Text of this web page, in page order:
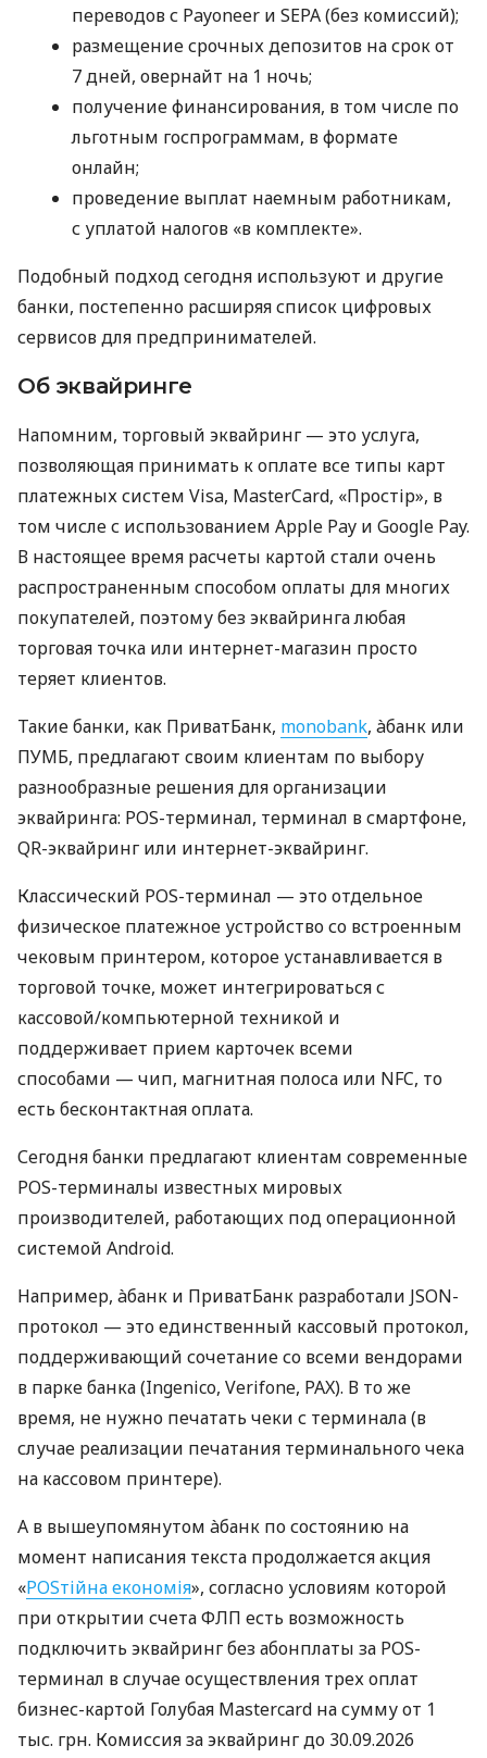
переводов с Payoneer и SEPA (без комиссий);
размещение срочных депозитов на срок от
7 дней, овернайт на 1 ночь;
получение финансирования, в том числе по
льготным госпрограммам, в формате
онлайн;
проведение выплат наемным работникам,
с уплатой налогов «в комплекте».
Подобный подход сегодня используют и другие
банки, постепенно расширяя список цифровых
сервисов для предпринимателей.
Об эквайринге
Напомним, торговый эквайринг — это услуга,
позволяющая принимать к оплате все типы карт
платежных систем Visa, MasterCard, «Простір», в
том числе с использованием Apple Pay и Google Pay.
В настоящее время расчеты картой стали очень
распространенным способом оплаты для многих
покупателей, поэтому без эквайринга любая
торговая точка или интернет-магазин просто
теряет клиентов.
Такие банки, как ПриватБанк, monobank, àбанк или
ПУМБ, предлагают своим клиентам по выбору
разнообразные решения для организации
эквайринга: POS-терминал, терминал в смартфоне,
QR-эквайринг или интернет-эквайринг.
Классический POS-терминал — это отдельное
физическое платежное устройство со встроенным
чековым принтером, которое устанавливается в
торговой точке, может интегрироваться с
кассовой/компьютерной техникой и
поддерживает прием карточек всеми
способами — чип, магнитная полоса или NFC, то
есть бесконтактная оплата.
Сегодня банки предлагают клиентам современные
POS-терминалы известных мировых
производителей, работающих под операционной
системой Android.
Например, àбанк и ПриватБанк разработали JSON-
протокол — это единственный кассовый протокол,
поддерживающий сочетание со всеми вендорами
в парке банка (Ingenico, Verifone, PAX). В то же
время, не нужно печатать чеки с терминала (в
случае реализации печатания терминального чека
на кассовом принтере).
А в вышеупомянутом àбанк по состоянию на
момент написания текста продолжается акция
«POSтійна економія», согласно условиям которой
при открытии счета ФЛП есть возможность
подключить эквайринг без абонплаты за POS-
терминал в случае осуществления трех оплат
бизнес-картой Голубая Mastercard на сумму от 1
тыс. грн. Комиссия за эквайринг до 30.09.2026